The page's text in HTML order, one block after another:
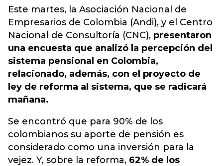
Este martes, la Asociación Nacional de
Empresarios de Colombia (Andi), y el Centro
Nacional de Consultoría (CNC), presentaron
una encuesta que analizó la percepción del
sistema pensional en Colombia,
relacionado, además, con el proyecto de
ley de reforma al sistema, que se radicará
mañana.
Se encontró que para 90% de los
colombianos su aporte de pensión es
considerado como una inversión para la
vejez. Y, sobre la reforma, 62% de los